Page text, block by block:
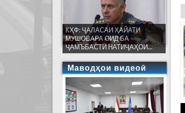
КҲФ: ҶАЛАСАИ ҲАЙАТИ
МУШОВАРА ОИД БА
ҶАМЪБАСТИ НАТИҶАҲОИ...
Маводҳои видеоӣ